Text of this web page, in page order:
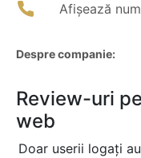
Afișează
Despre companie:
Review-uri
web
Doar userii logați